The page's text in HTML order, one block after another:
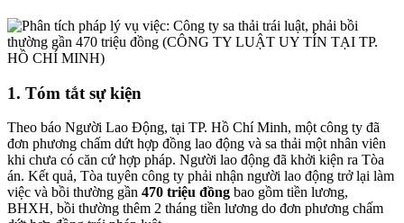
1. Tóm tắt sự kiện
Theo báo Người Lao Động, tại TP. Hồ Chí Minh, một công ty đã
đơn phương chấm dứt hợp đồng lao động và sa thải một nhân viên
khi chưa có căn cứ hợp pháp. Người lao động đã khởi kiện ra Tòa
án. Kết quả, Tòa tuyên công ty phải nhận người lao động trở lại làm
việc và bồi thường gần 470 triệu đồng bao gồm tiền lương,
BHXH, bồi thường thêm 2 tháng tiền lương do đơn phương chấm